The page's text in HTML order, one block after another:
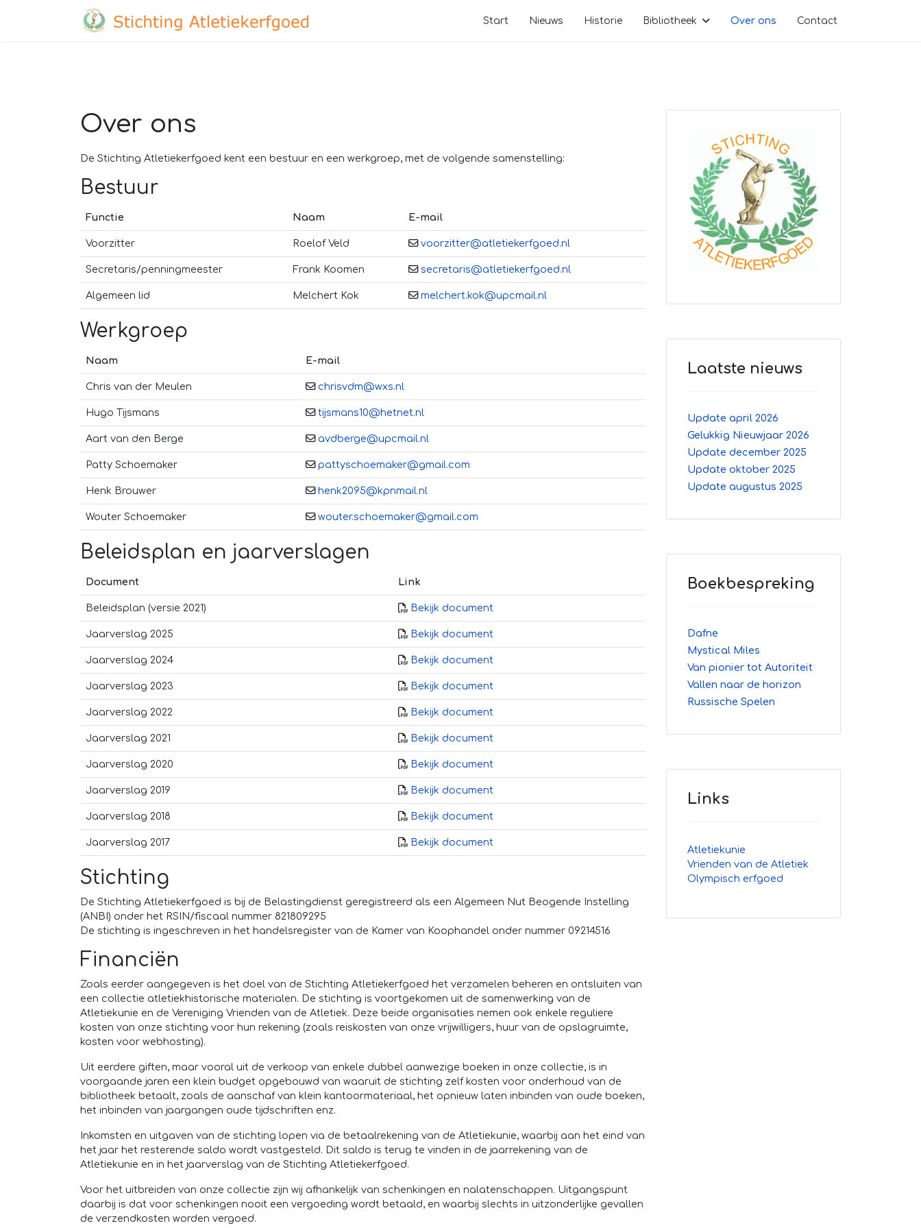
Start Nieuws Historie Bibliotheek Over ons Contact
Over ons
De Stichting Atletiekerfgoed kent een bestuur en een werkgroep, met de volgende samenstelling:
Bestuur
Functie Naam E-mail
Voorzitter Roelof Veld voorzitter@atletiekerfgoed.nl
Secretaris/penningmeester Frank Koomen secretaris@atletiekerfgoed.nl
Algemeen lid Melchert Kok melchert.kok@upcmail.nl
Werkgroep
Naam E-mail
Chris van der Meulen chrisvdm@wxs.nl
Hugo Tijsmans tijsmans10@hetnet.nl
Aart van den Berge avdberge@upcmail.nl
Patty Schoemaker pattyschoemaker@gmail.com
Henk Brouwer henk2095@kpnmail.nl
Wouter Schoemaker wouter.schoemaker@gmail.com
Beleidsplan en jaarverslagen
Document Link
Beleidsplan (versie 2021) Bekijk document
Jaarverslag 2025 Bekijk document
Jaarverslag 2024 Bekijk document
Jaarverslag 2023 Bekijk document
Jaarverslag 2022 Bekijk document
Jaarverslag 2021 Bekijk document
Jaarverslag 2020 Bekijk document
Jaarverslag 2019 Bekijk document
Jaarverslag 2018 Bekijk document
Jaarverslag 2017 Bekijk document
Stichting
De Stichting Atletiekerfgoed is bij de Belastingdienst geregistreerd als een Algemeen Nut Beogende Instelling
(ANBI) onder het RSIN/fiscaal nummer 821809295
De stichting is ingeschreven in het handelsregister van de Kamer van Koophandel onder nummer 09214516
Financiën
Zoals eerder aangegeven is het doel van de Stichting Atletiekerfgoed het verzamelen beheren en ontsluiten van
een collectie atletiekhistorische materialen. De stichting is voortgekomen uit de samenwerking van de
Atletiekunie en de Vereniging Vrienden van de Atletiek. Deze beide organisaties nemen ook enkele reguliere
kosten van onze stichting voor hun rekening (zoals reiskosten van onze vrijwilligers, huur van de opslagruimte,
kosten voor webhosting).
Uit eerdere giften, maar vooral uit de verkoop van enkele dubbel aanwezige boeken in onze collectie, is in
voorgaande jaren een klein budget opgebouwd van waaruit de stichting zelf kosten voor onderhoud van de
bibliotheek betaalt, zoals de aanschaf van klein kantoormateriaal, het opnieuw laten inbinden van oude boeken,
het inbinden van jaargangen oude tijdschriften enz.
Inkomsten en uitgaven van de stichting lopen via de betaalrekening van de Atletiekunie, waarbij aan het eind van
het jaar het resterende saldo wordt vastgesteld. Dit saldo is terug te vinden in de jaarrekening van de
Atletiekunie en in het jaarverslag van de Stichting Atletiekerfgoed.
Voor het uitbreiden van onze collectie zijn wij afhankelijk van schenkingen en nalatenschappen. Uitgangspunt
daarbij is dat voor schenkingen nooit een vergoeding wordt betaald, en waarbij slechts in uitzonderlijke gevallen
de verzendkosten worden vergoed.
Laatste nieuws
Update april 2026
Gelukkig Nieuwjaar 2026
Update december 2025
Update oktober 2025
Update augustus 2025
Boekbespreking
Dafne
Mystical Miles
Van pionier tot Autoriteit
Vallen naar de horizon
Russische Spelen
Links
Atletiekunie
Vrienden van de Atletiek
Olympisch erfgoed